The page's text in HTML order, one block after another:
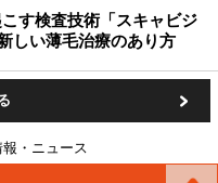
す検査技術「スキャビジ
しい薄毛治療のあり方
・ニュース